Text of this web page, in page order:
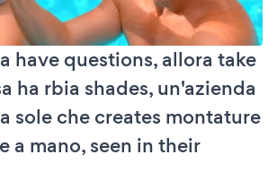
have questions, allora take
ha rbia shades, un'azienda
sole che creates montature
a mano, seen in their